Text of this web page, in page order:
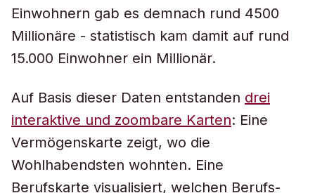
Einwohnern gab es demnach rund 4500
Millionäre - statistisch kam damit auf rund
15.000 Einwohner ein Millionär.
Auf Basis dieser Daten entstanden drei
interaktive und zoombare Karten: Eine
Vermögenskarte zeigt, wo die
Wohlhabendsten wohnten. Eine
Berufskarte visualisiert, welchen Berufs-